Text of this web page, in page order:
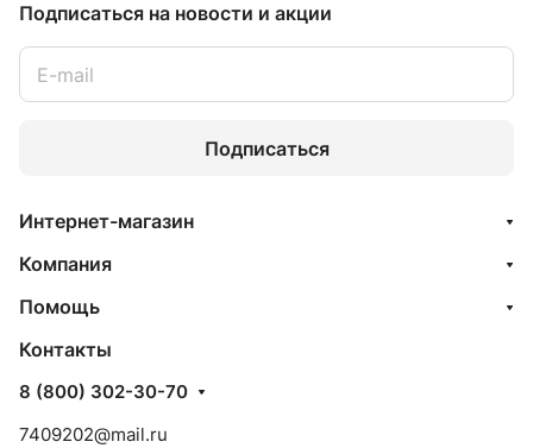
Подписаться на новости и акции
Подписаться
Интернет-магазин
Компания
Помощь
Контакты
8 (800) 302-30-70
7409202@mail.ru